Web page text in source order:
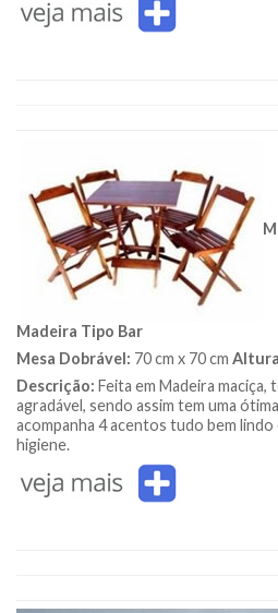
Madeira Tipo Bar
Mesa Dobrável: 70 cm x 70 cm
Descrição: Feita em Madeira maciça,
agradável, sendo assim tem uma
acompanha 4 acentos tudo bem
higiene.